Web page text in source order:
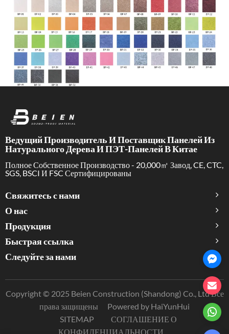
Ведущий Производитель И Поставщик Панелей Из
Натурального Дерева И ПЭТ-Панелей В Китае
Полное Собственное Производство - 20,000㎡ Завод, CE, CTC,
SGS, BSCI И FSC Сертифицированы
Свяжитесь с нами
О нас
Продукция
Быстрая ссылка
Следуйте за нами
Copyright © 2025 Beien Construction (Shandong) Co., Ltd Все
права защищены
Powered by HaiYunHui
SITEMAP
СОГЛАШЕНИЕ О
КОНФИДЕНЦИАЛЬНОСТИ